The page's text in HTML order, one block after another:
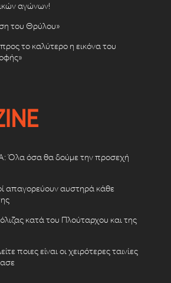
αγώνων!
του Θρύλου»
το καλύτερο η εικόνα του
Όλα όσα θα δούμε την προσεχή
απαγορεύουν αυστηρά κάθε
κατά του Πλούταρχου και της
ποιες είναι οι χειρότερες ταινίες